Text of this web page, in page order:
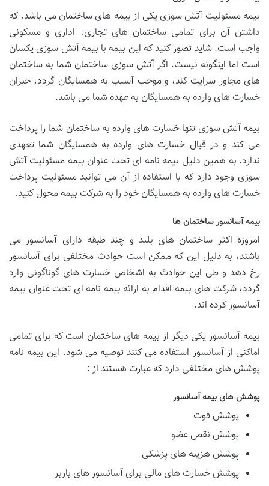
بیمه مسئولیت آتش سوزی یکی از بیمه های ساختمان می باشد، که
داشتن آن برای تمامی ساختمان های تجاری، اداری و مسکونی
واجب است. شاید تصور کنید که این بیمه با بیمه آتش سوزی یکسان
است اما اینگونه نیست. اگر آتش سوزی ساختمان شما به ساختمان
های مجاور سرایت کند، و موجب آسیب به همسایگان گردد، جبران
خسارت های وارده به همسایگان به عهده شما می باشد.
بیمه آتش سوزی تنها خسارت های وارده به ساختمان شما را پرداخت
می کند و در قبال خسارت های وارده به همسایگان شما تعهدی
ندارد. به همین دلیل بیمه نامه ای تحت عنوان بیمه مسئولیت آتش
سوزی وجود دارد که با استفاده از آن می توانید مسئولیت پرداخت
خسارت های وارده به همسایگان خود را به شرکت بیمه محول کنید.
بیمه آسانسور ساختمان ها
امروزه اکثر ساختمان های بلند و چند طبقه دارای آسانسور می
باشند، به دلیل این که ممکن است حوادث مختلفی برای آسانسور
رخ دهد و طی این حوادث به اشخاص خسارت های گوناگونی وارد
گردد، شرکت های بیمه اقدام به ارائه بیمه نامه ای تحت عنوان بیمه
آسانسور کرده اند.
بیمه آسانسور یکی دیگر از بیمه های ساختمان است که برای تمامی
اماکنی از آسانسور استفاده می کنند توصیه می شود. این بیمه نامه
پوشش های مختلفی دارد که عبارت هستند از :
پوشش های بیمه آسانسور
پوشش فوت
پوشش نقص عضو
پوشش هزینه های پزشکی
پوشش خسارت های مالی برای آسانسور های باربر